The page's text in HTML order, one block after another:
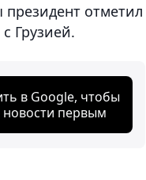
президент отметил
Грузией.
в Google, чтобы
новости первым